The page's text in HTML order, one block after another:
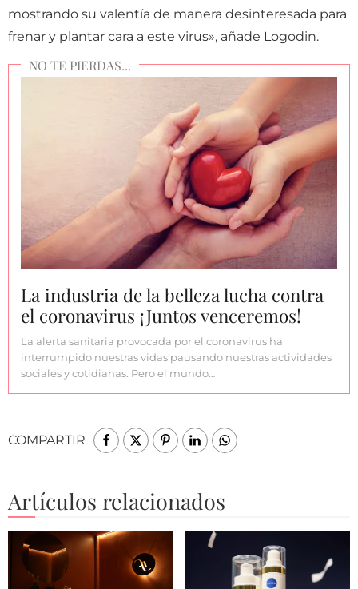
mostrando su valentía de manera desinteresada para
frenar y plantar cara a este virus», añade Logodin.
La industria de la belleza lucha contra
el coronavirus ¡Juntos venceremos!
La alerta sanitaria provocada por el coronavirus ha
interrumpido nuestras vidas pausando nuestras actividades
sociales y cotidianas. Pero el mundo…
COMPARTIR
Artículos relacionados